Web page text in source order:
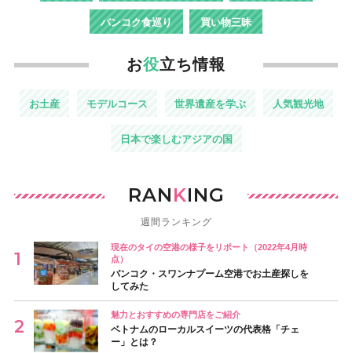
バンコク食巡り 買い物三昧
お役立ち情報
お土産 モデルコース 世界遺産を学ぶ 人気観光地
日本で楽しむアジアの国
RANKING
週間ランキング
現在のタイの空港の様子をリポート（2022年4月時
点）
バンコク・スワンナプーム空港でお土産探しを
してみた
魅力とおすすめの専門店をご紹介
ベトナムのローカルスイーツの代表格「チェ
ー」とは？